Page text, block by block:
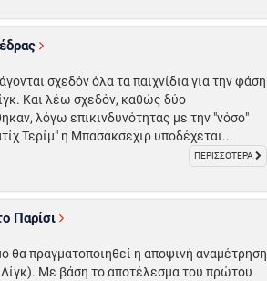
σχεδόν όλα τα παιχνίδια για την φάση
Και λέω σχεδόν, καθώς δύο
λόγω επικινδυνότητας με την "νόσο"
Τερίμ" η Μπασάκσεχιρ υποδέχεται...
ΠΕΡΙΣΣΟΤΕΡΑ
Παρίσι
θα πραγματοποιηθεί η αποψινή αναμέτρηση
Λίγκ). Με βάση το αποτέλεσμα του πρώτου